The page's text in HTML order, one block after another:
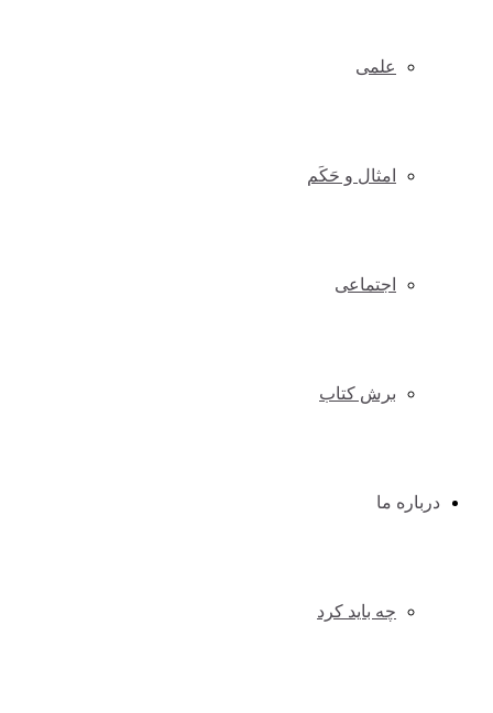
علمی
امثال و حَکَم
اجتماعی
برش کتاب
درباره ما
چه باید کرد